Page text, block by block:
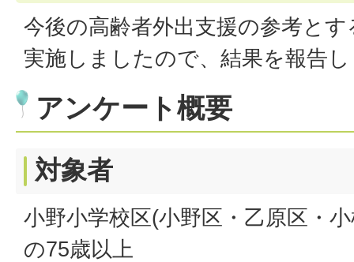
今後の高齢者外出支援の参考と
実施しましたので、結果を報告
アンケート概要
対象者
小野小学校区(小野区・乙原区・
の75歳以上